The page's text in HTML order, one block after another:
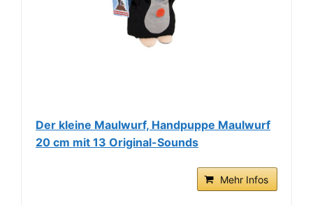
Der kleine Maulwurf, Handpuppe Maulwurf
20 cm mit 13 Original-Sounds
Mehr Infos